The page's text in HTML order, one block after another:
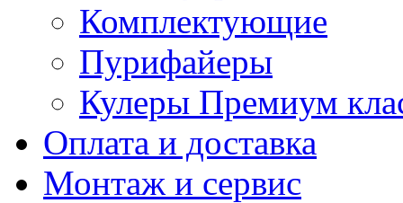
Комплектующие
Пурифайеры
Кулеры Премиум
Оплата и доставка
Монтаж и сервис